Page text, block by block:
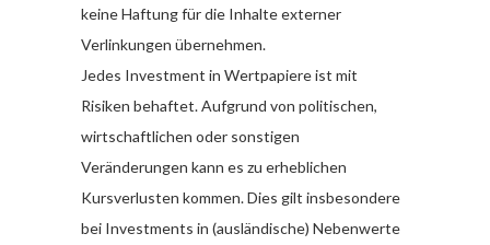
keine Haftung für die Inhalte externer
Verlinkungen übernehmen.
Jedes Investment in Wertpapiere ist mit
Risiken behaftet. Aufgrund von politischen,
wirtschaftlichen oder sonstigen
Veränderungen kann es zu erheblichen
Kursverlusten kommen. Dies gilt insbesondere
bei Investments in (ausländische) Nebenwerte